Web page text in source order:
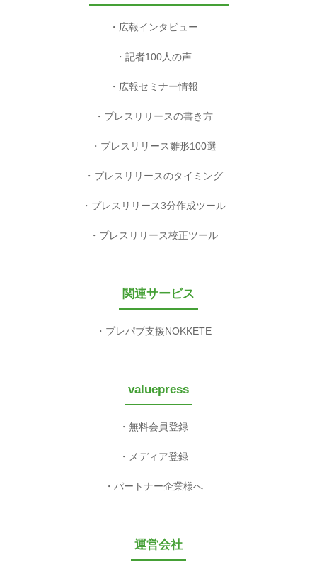
広報インタビュー
記者100人の声
広報セミナー情報
プレスリリースの書き方
プレスリリース雛形100選
プレスリリースのタイミング
プレスリリース3分作成ツール
プレスリリース校正ツール
関連サービス
プレパブ支援NOKKETE
valuepress
無料会員登録
メディア登録
パートナー企業様へ
運営会社